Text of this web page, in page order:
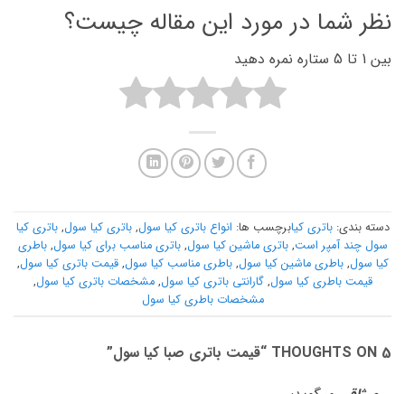
نظر شما در مورد این مقاله چیست؟
بین 1 تا 5 ستاره نمره دهید
دسته بندی:باتری کیابرچسب ها: انواع باتری کیا سول,باتری کیا سول,باتری کیا
سول چند آمپر است,باتری ماشین کیا سول,باتری مناسب برای کیا سول,باطری
کیا سول,باطری ماشین کیا سول,باطری مناسب کیا سول,قیمت باتری کیا سول,
قیمت باطری کیا سول,گارانتی باتری کیا سول,مشخصات باتری کیا سول,
مشخصات باطری کیا سول
5 THOUGHTS ON “ قیمت باتری صبا کیا سول”